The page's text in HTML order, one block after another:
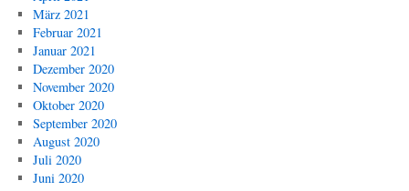
März 2021
Februar 2021
Januar 2021
Dezember 2020
November 2020
Oktober 2020
September 2020
August 2020
Juli 2020
Juni 2020